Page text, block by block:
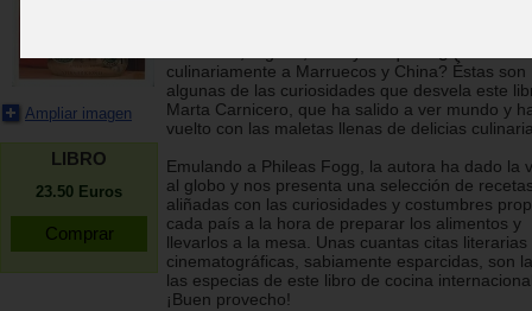
Ampliar imagen
LIBRO
23.50 Euros
culinariamente a Marruecos y China? Éstas son
algunas de las curiosidades que desvela este
Marta Carnicero, que ha salido a ver mundo y
vuelto con las maletas llenas de delicias
Emulando a Phileas Fogg, la autora ha dado la
al globo y nos presenta una selección de
aliñadas con las curiosidades y costumbres
cada país a la hora de preparar los alimentos y
llevarlos a la mesa. Unas cuantas citas literarias
cinematográficas, sabiamente esparcidas, son
las especias de este libro de cocina
¡Buen provecho!